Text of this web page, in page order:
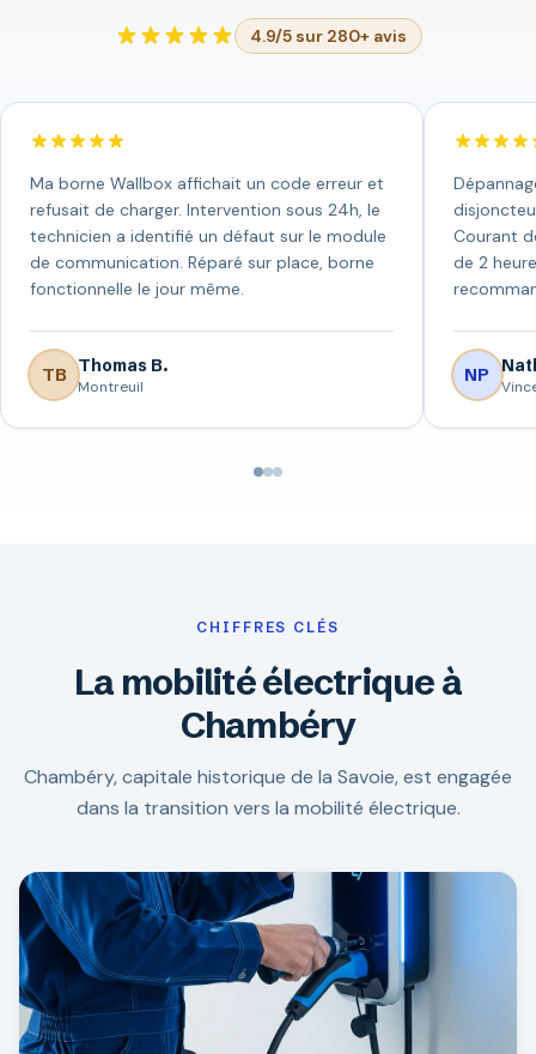
4.9/5 sur 280+ avis
Ma borne Wallbox affichait un code erreur et
refusait de charger. Intervention sous 24h, le
technicien a identifié un défaut sur le module
de communication. Réparé sur place, borne
fonctionnelle le jour même.
TB Thomas B.
Montreuil
Courant
de 2
NP
CHIFFRES CLÉS
La mobilité électrique à
Chambéry
Chambéry, capitale historique de la Savoie, est engagée
dans la transition vers la mobilité électrique.